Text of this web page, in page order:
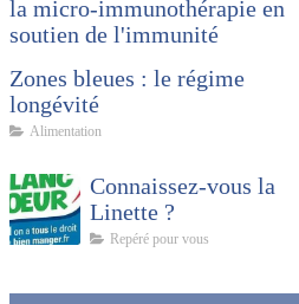
la micro-immunothérapie en
soutien de l'immunité
Zones bleues : le régime
longévité
Alimentation
Connaissez-vous la
Linette ?
Repéré pour vous